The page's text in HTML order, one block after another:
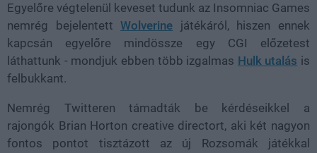
Egyelőre végtelenül keveset tudunk az Insomniac Games
nemrég bejelentettWolverine játékáról, hiszen ennek
kapcsán egyelőre mindössze egy CGI előzetest
láthattunk - mondjuk ebben több izgalmas Hulk utalás is
felbukkant.
Nemrég Twitteren támadták be kérdéseikkel a
rajongók Brian Horton creative directort, aki két nagyon
fontos pontot tisztázott az új Rozsomák játékkal